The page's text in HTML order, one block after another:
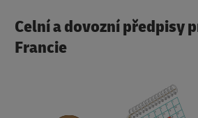
Celní a dovozní předpisy
Francie